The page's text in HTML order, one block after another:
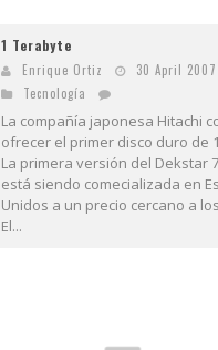
1 Terabyte
Enrique Ortiz
30 April 2007
Tecnologí­a
La compañía japonesa Hitachi
ofrecer el primer disco duro de
La primera versión del Dekstar
está siendo comecializada en
Unidos a un precio cercano a
El...